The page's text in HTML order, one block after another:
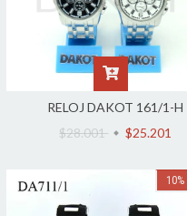
RELOJ DAKOT 161/1-H
$28.001
$25.201
10%